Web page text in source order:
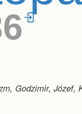
Godzimir, Józef,